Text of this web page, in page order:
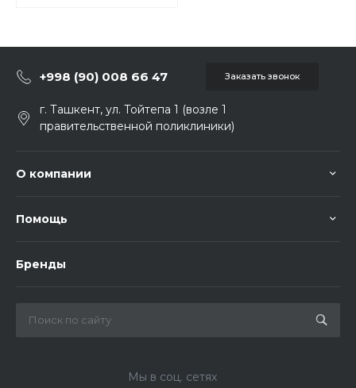
+998 (90) 008 66 47 Заказать звонок
г. Ташкент, ул. Тойтепа 1 (возле 1
правительственной поликлиники)
О компании
Помощь
Бренды
Мы в соц. сетях